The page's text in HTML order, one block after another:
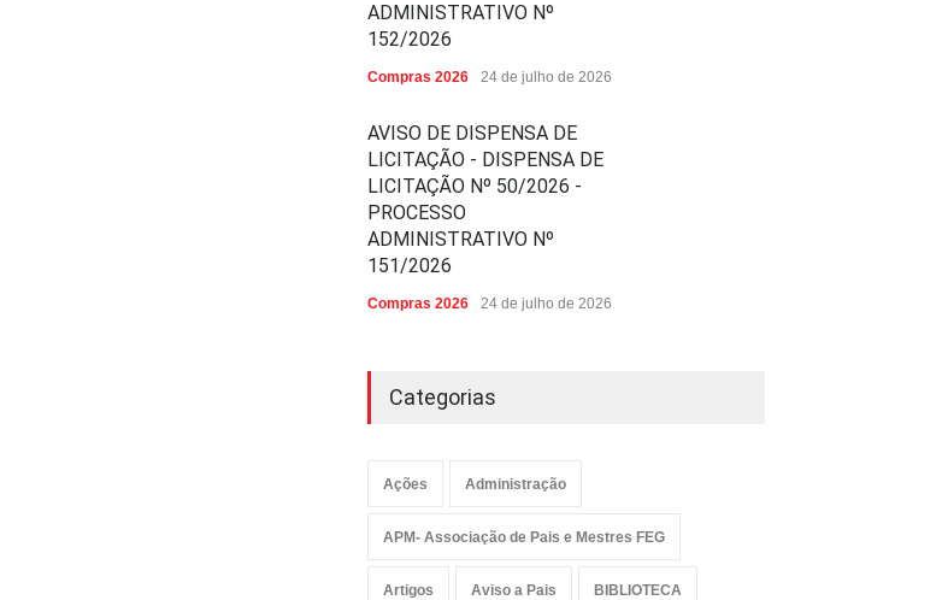
ADMINISTRATIVO Nº
152/2026
Compras 2026 24 de julho de 2026
AVISO DE DISPENSA DE
LICITAÇÃO - DISPENSA DE
LICITAÇÃO Nº 50/2026 -
PROCESSO
ADMINISTRATIVO Nº
151/2026
Compras 2026 24 de julho de 2026
Categorias
Ações Administração
APM- Associação de Pais e Mestres FEG
Artigos Aviso a Pais BIBLIOTECA